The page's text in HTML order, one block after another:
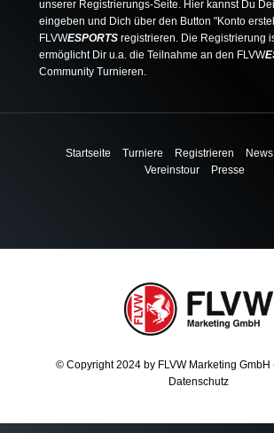
unserer Registrierungs-Seite. Hier kannst Du
eingeben und Dich über den Button "Konto
FLVWESPORTS registrieren. Die Registrierung
ermöglicht Dir u.a. die Teilnahme an den FLVW
Community Turnieren.
Startseite Turniere Registrieren News
Vereinstour
Presse
© Copyright 2024 by FLVW Marketing GmbH
Datenschutz